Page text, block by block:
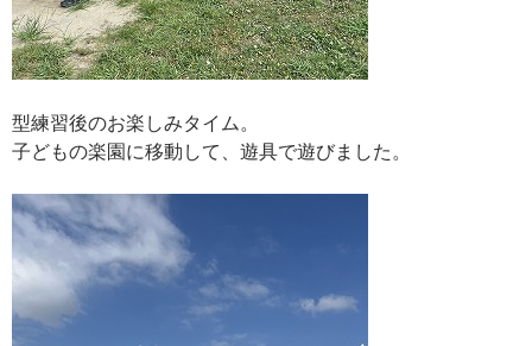
型練習後のお楽しみタイム。
子どもの楽園に移動して、遊具で遊びました。